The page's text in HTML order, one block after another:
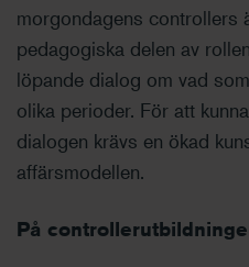
morgondagens controllers
pedagogiska delen av
löpande dialog om vad
olika perioder. För att
dialogen krävs en ökad
affärsmodellen.
På